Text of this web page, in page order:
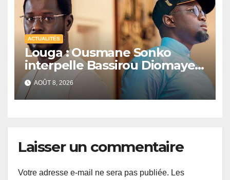
ACTUALITÉS
Louga : Ousmane Sonko
interpelle Bassirou Diomaye
Faye sur la date des élections
locales
AOÛT 8, 2026
Laisser un commentaire
Votre adresse e-mail ne sera pas publiée. Les